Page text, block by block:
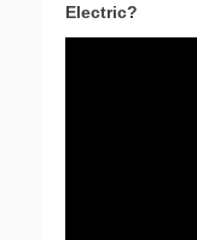
Electric?